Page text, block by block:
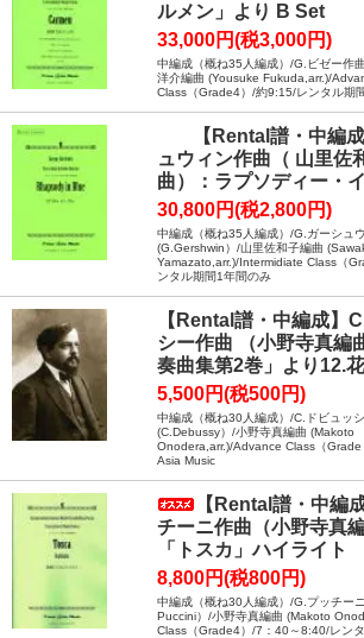
ルメン」より B Set
33,000円(税3,000円)
中編成（概ね35人編成）/G.ビゼー作
洋介編曲 (Yousuke Fukuda,arr.)/
Class（Grade4）/約9:15/レンタル期
【Rental譜・中編
ュウィン作曲（ 山里佐
曲）：ラプソディー・
30,800円(税2,800円)
中編成（概ね35人編成）/G.ガーシュ
(G.Gershwin）/山里佐和子編曲
Yamazato,arr.)/Intermidiate Class（
ンタル期間1年間のみ
【Rental譜・中編成】
シー作曲 （小野寺真編
奏曲集第2巻」より12.
5,500円(税500円)
中編成（概ね30人編成）/C.ドビュッ
(C.Debussy）/小野寺真編曲 (Makoto
Onodera,arr.)/Advance Class（
Asia Music
【Rental譜・中編
チーニ作曲（小野寺真
「トスカ」ハイライト
8,800円(税800円)
中編成（概ね30人編成）/G.プッチー
Puccini）/小野寺真編曲 (Makoto
Class（Grade4）/7：40～8:40/レン